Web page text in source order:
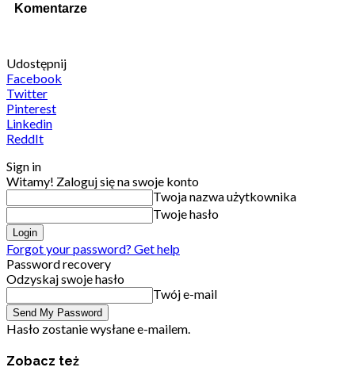
Komentarze
Udostępnij
Facebook
Twitter
Pinterest
Linkedin
ReddIt
Sign in
Witamy! Zaloguj się na swoje konto
Twoja nazwa użytkownika
Twoje hasło
Forgot your password? Get help
Password recovery
Odzyskaj swoje hasło
Twój e-mail
Hasło zostanie wysłane e-mailem.
Zobacz też